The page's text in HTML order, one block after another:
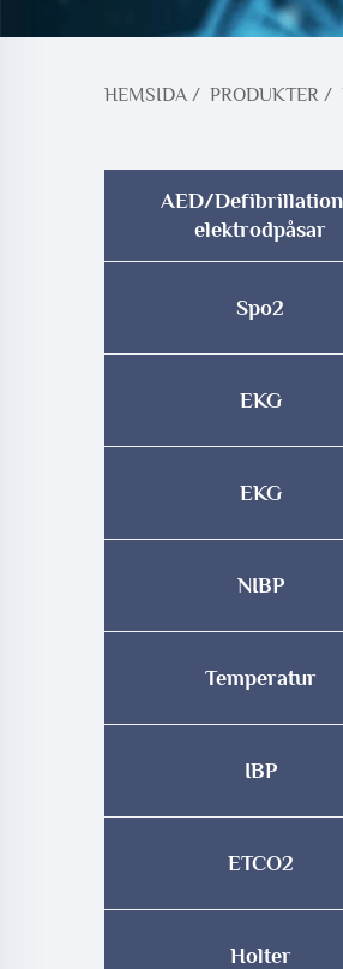
HEMSIDA/ PRODUKTER /
AED/
elektrodpåsar
Spo2
EKG
EKG
NIBP
Temperatur
IBP
ETCO2
Holter